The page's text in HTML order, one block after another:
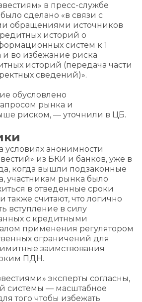
в пресс-службе
сделано «в связи с
обращениями источников
историй о
систем к 1
и во избежание риска
историй (передача части
сведений)».
обусловлено
рынка и
риском, — уточнили в ЦБ.
условиях анонимности
из БКИ и банков, уже в
когда вышли подзаконные
участникам рынка было
в отведенные сроки
также считают, что логично
вступление в силу
с кредитными
применения регулятором
ограничений для
заимствования
ПДН.
эксперты согласны,
системы — масштабное
того чтобы избежать